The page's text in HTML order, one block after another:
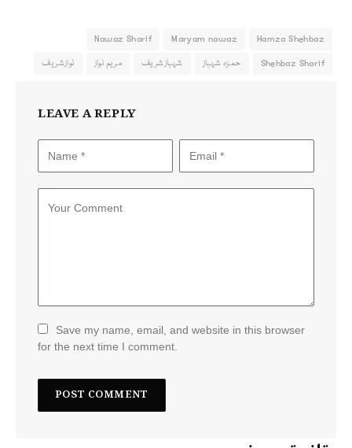
Hamza Shehbaz
Maryam nawaz
Nawaz Sharif
Shehbaz Sharif
حمزہ شہباز شہبازشریف مریم نواز نوازشریف
LEAVE A REPLY
Save my name, email, and website in this browser
for the next time I comment.